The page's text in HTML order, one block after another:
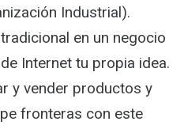
Industrial).
en un negocio
Internet tu propia idea.
y vender productos y
fronteras con este